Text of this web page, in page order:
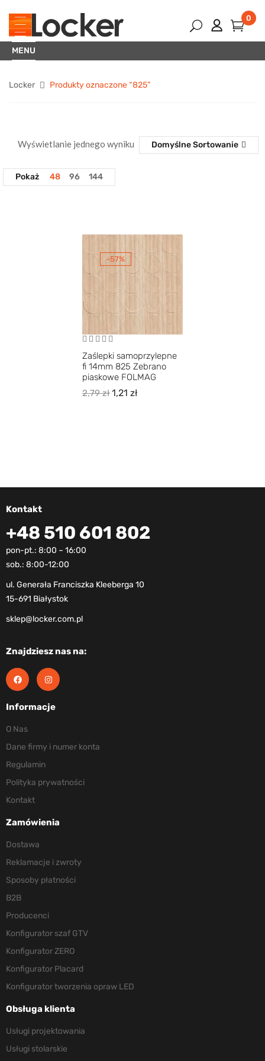
0
MENU
Locker Produkty oznaczone “825”
Wyświetlanie jednego wyniku Domyślne Sortowanie
Pokaż 48 96 144
-57%
Zaślepki samoprzylepne
fi 14mm 825 Zebrano
piaskowe FOLMAG
2,79zł 1,21zł
Kontakt
+48 510 601 802
pon-pt.: 8:00 – 16:00
sob.: 8:00-12:00
ul. Generała Franciszka Kleeberga 10
15-691 Białystok
sklep@locker.com.pl
Znajdziesz nas na:
Informacje
O Nas
Dane firmy i numer konta
Regulamin
Polityka prywatności
Kontakt
Zamówienia
Dostawa
Reklamacje i zwroty
Sposoby płatności
B2B
Producenci
Konfigurator szaf GTV
Konfigurator ZERO
Konfigurator Placard
Konfigurator tworzenia opraw LED
Obsługa klienta
Usługi projektowania
Usługi stolarskie